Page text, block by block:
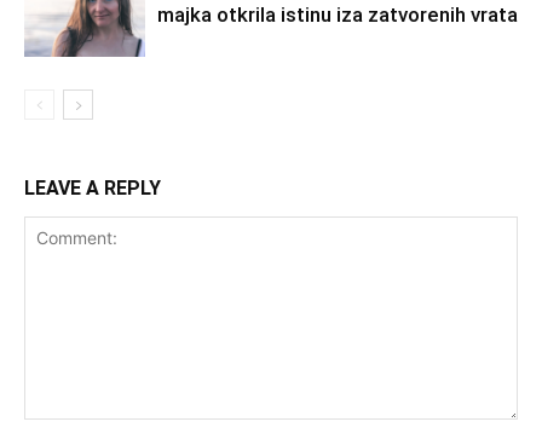
majka otkrila istinu iza zatvorenih vrata
LEAVE A REPLY